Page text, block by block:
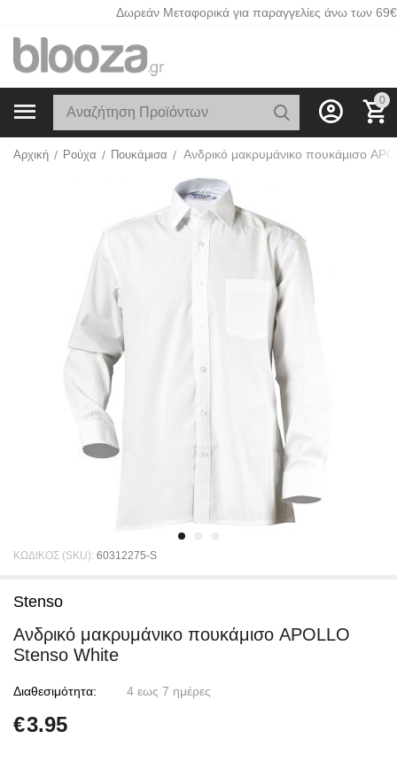
Δωρεάν Μεταφορικά για παραγγελίες άνω των 69€
0
Αρχική / Ρούχα / Πουκάμισα /
ΚΩΔΙΚΟΣ (SKU): 60312275-S
Stenso
Ανδρικό μακρυμάνικο πουκάμισο APOLLO
Stenso White
Διαθεσιμότητα: 4 εως 7 ημέρες
€3.95